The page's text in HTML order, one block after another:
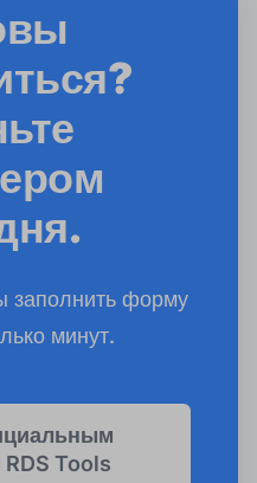
заполнить форму
минут.
Tools